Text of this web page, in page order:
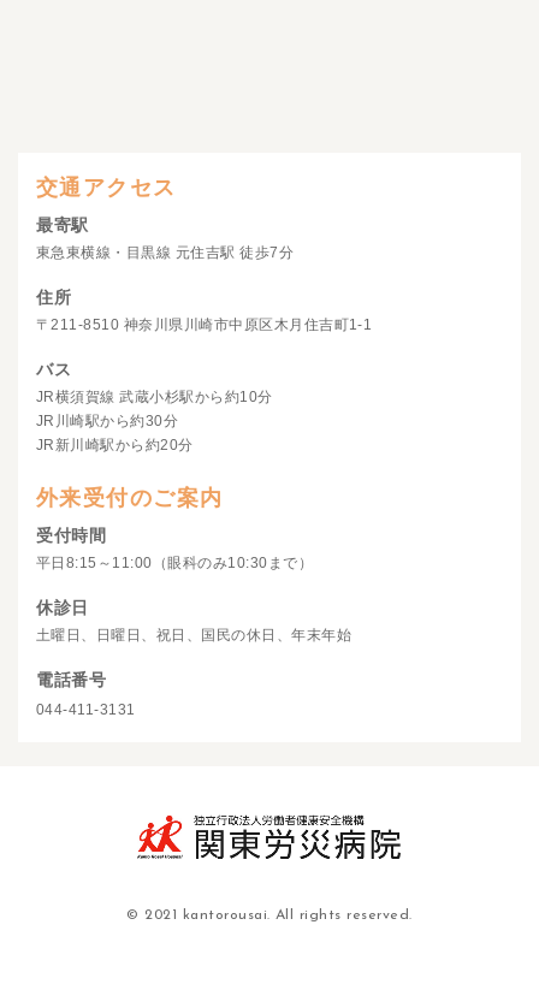
交通アクセス
最寄駅
東急東横線・目黒線 元住吉駅 徒歩7分
住所
〒211-8510 神奈川県川崎市中原区木月住吉町1-1
バス
JR横須賀線 武蔵小杉駅から約10分
JR川崎駅から約30分
JR新川崎駅から約20分
外来受付のご案内
受付時間
平日8:15～11:00（眼科のみ10:30まで）
休診日
土曜日、日曜日、祝日、国民の休日、年末年始
電話番号
044-411-3131
© 2021 kantorousai. All rights reserved.